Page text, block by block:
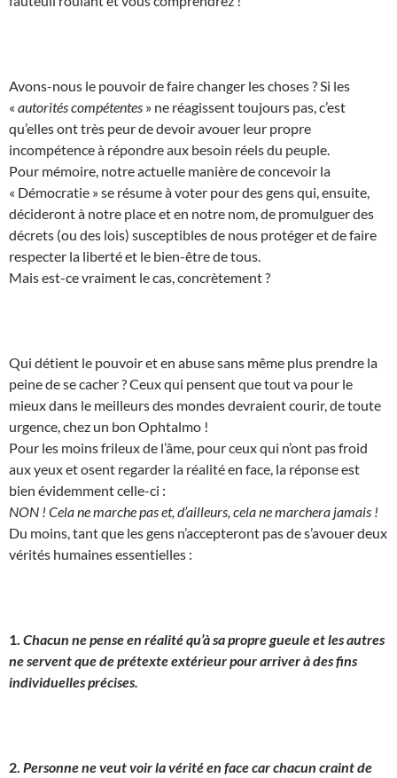
Avons-nous le pouvoir de faire changer les choses ? Si les
« autorités compétentes » ne réagissent toujours pas, c’est
qu’elles ont très peur de devoir avouer leur propre
incompétence à répondre aux besoin réels du peuple.
Pour mémoire, notre actuelle manière de concevoir la
« Démocratie » se résume à voter pour des gens qui, ensuite,
décideront à notre place et en notre nom, de promulguer des
décrets (ou des lois) susceptibles de nous protéger et de faire
respecter la liberté et le bien-être de tous.
Mais est-ce vraiment le cas, concrètement ?
Qui détient le pouvoir et en abuse sans même plus prendre la
peine de se cacher ? Ceux qui pensent que tout va pour le
mieux dans le meilleurs des mondes devraient courir, de toute
urgence, chez un bon Ophtalmo !
Pour les moins frileux de l’âme, pour ceux qui n’ont pas froid
aux yeux et osent regarder la réalité en face, la réponse est
bien évidemment celle-ci :
NON ! Cela ne marche pas et, d’ailleurs, cela ne marchera jamais !
Du moins, tant que les gens n’accepteront pas de s’avouer deux
vérités humaines essentielles :
1. Chacun ne pense en réalité qu’à sa propre gueule et les autres
ne servent que de prétexte extérieur pour arriver à des fins
individuelles précises.
2. Personne ne veut voir la vérité en face car chacun craint de